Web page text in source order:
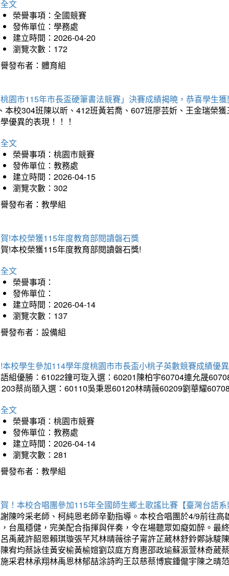
文
榮譽事項：全國競賽
發佈單位：學務處
建立時間：2026-04-20
瀏覽次數：172
發布者：體育組
園市115年市長盃硬筆書法競賽」決賽成績揭曉，恭喜學生
本校304班陳以昕、412班黃若喬、607班廖芸妡、王金瑞榮
優異的表現！！！
文
榮譽事項：桃園市競賽
發佈單位：教務處
建立時間：2026-04-15
瀏覽次數：302
發布者：教學組
!本校榮獲115年度教育部閱讀磐石獎
!本校榮獲115年度教育部閱讀磐石獎!
文
榮譽事項：
發佈單位：
建立時間：2026-04-14
瀏覽次數：137
發布者：設備組
本校學生參加114學年度桃園市市長盃小桃子英數競賽成績優
組優勝：61022鐘可琁入選：60201陳柏宇60704連允晟
蔡尚頤入選：60110吳秉恩60120林晴薇60209劉華耀
文
榮譽事項：桃園市競賽
發佈單位：教務處
建立時間：2026-04-14
瀏覽次數：281
發布者：教學組
！本校合唱團參加115年全國師生鄉土歌謠比賽【臺灣台語
陳吟采老師、柯純恩老師辛勤指導。本校合唱團於4/9前往
台風穩健，完美配合指揮與伴奏，令在場聽眾如癡如醉。最
禹葳許韶恩賴琪璇張芊芃林晴薇徐子甯許芷葳林舒鈴鄭詠駿
宥均蔡詠佳黃安榆黃榆媗劉苡庭方育惠邵政瑜蘇浱萱林奇葳
采君林承翔林禹恩林郁喆涂詩昀王苡慈蔡博宸鍾儱宇陳之晴